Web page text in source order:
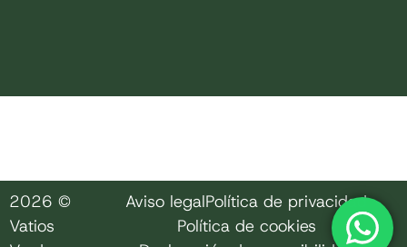
2026 ©
Vatios
Aviso legalPolítica de privacidad
Política de cookies